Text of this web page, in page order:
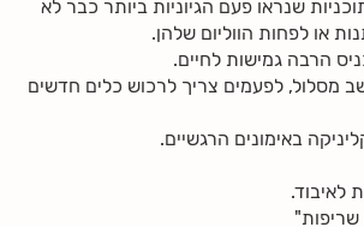
שנראו פעם הגיוניות ביותר כבר לא
או לפחות הווליום שלהן.
הרבה גמישות לחיים.
מסלול, לפעמים צריך לרכוש כלים חדשים
באימונים הרגשיים.
לאיבוד.
שריפות"